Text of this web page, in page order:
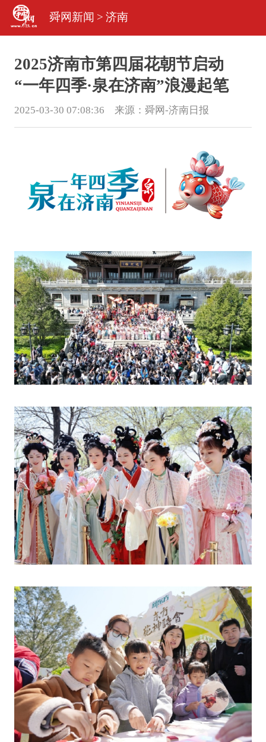
舜网新闻 > 济南
2025济南市第四届花朝节启动
“一年四季·泉在济南”浪漫起笔
2025-03-30 07:08:36 来源： 舜网-济南日报